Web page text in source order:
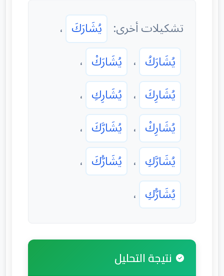
تشكيلات أخرى: يُشَارَكَ ،
يُشَارَكُ ، يُشَارَكْ ،
يُشَارِكَ ، يُشَارِكِ ،
يُشَارِكْ ، يُشَارَّكَ ،
يُشَارَّكِ ، يُشَارُّكَ ،
يُشَارُّكِ ،
نتيجة التحليل